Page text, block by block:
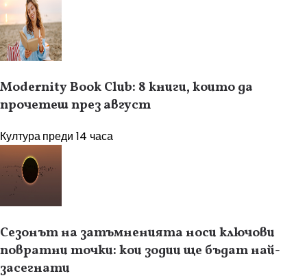
Modernity Book Club: 8 книги, които да
прочетеш през август
Културапреди 14 часа
Сезонът на затъмненията носи ключови
повратни точки: кои зодии ще бъдат най-
засегнати